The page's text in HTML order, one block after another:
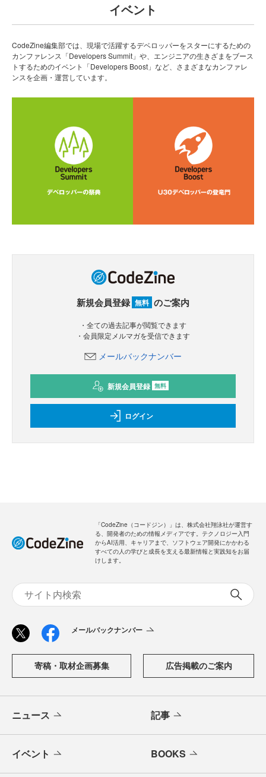
イベント
CodeZine編集部では、現場で活躍するデベロッパーをスターにするための
カンファレンス「Developers Summit」や、エンジニアの生きざまをブース
トするためのイベント「Developers Boost」など、さまざまなカンファレ
ンスを企画・運営しています。
新規会員登録 無料 のご案内
・全ての過去記事が閲覧できます
・会員限定メルマガを受信できます
メールバックナンバー
新規会員登録 無料
ログイン
「CodeZine（コードジン）」は、株式会社翔泳社が運営す
る、開発者のための情報メディアです。テクノロジー入門
からAI活用、キャリアまで、ソフトウェア開発にかかわる
すべての人の学びと成長を支える最新情報と実践知をお届
けします。
メールバックナンバー
寄稿・取材企画募集 広告掲載のご案内
ニュース 記事
イベント BOOKS